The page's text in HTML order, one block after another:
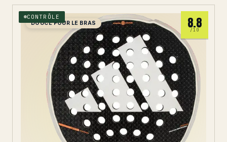
DOUCE POUR LE BRAS
CONTRÔLE 8.8
/10